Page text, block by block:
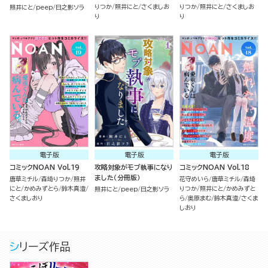
照井にと peep 日之影ソラ
りつか 照井にと さくましお
り
りつか 照井にと さくましお
り
電子版
コミックNOAN Vol.19
唐草ミチル 森埼りつか 照井
にと
かめみずとら 鈴木真澄
さくましおり
電子版
攻略対象がモブ執事になり
ました（分冊版）
照井にと peep 日之影ソラ
電子版
コミックNOAN Vol.18
花守めいら 唐草ミチル 森埼
りつか 照井にと
かめみずと
ら 奥原まむ 鈴木真澄 さくま
しおり
シリーズ作品